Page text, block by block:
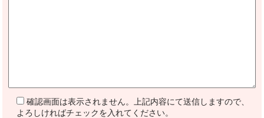
確認画面は表示されません。上記内容にて送信しますので、
よろしければチェックを入れてください。